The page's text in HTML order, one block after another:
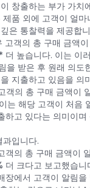
창출하는 부가 가치
품 외에 고객이 얼마
은 통찰력을 제공합
고객의 총 구매 금액
높습니다. 이는 이
을 받은 후 원래 의도
지출하고 있음을 의
객의 총 구매 금액이
는 해당 고객이 처음
하고 있다는 의미이며
과입니다.
객의 총 구매 금액이
더 크다고 보고했습니
장에서 고객이 알림을